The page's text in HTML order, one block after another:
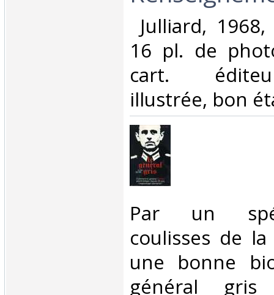
Julliard,
16 pl. de
cart.
illustrée, bon
‎Par un
coulisses de
une bonne
général gris